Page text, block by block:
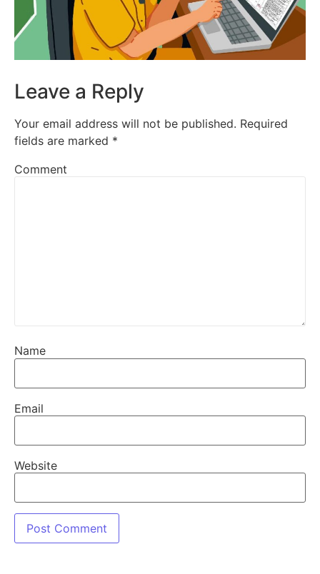
Leave a Reply
Your email address will not be published. Required
fields are marked *
Comment
Name
Email
Website